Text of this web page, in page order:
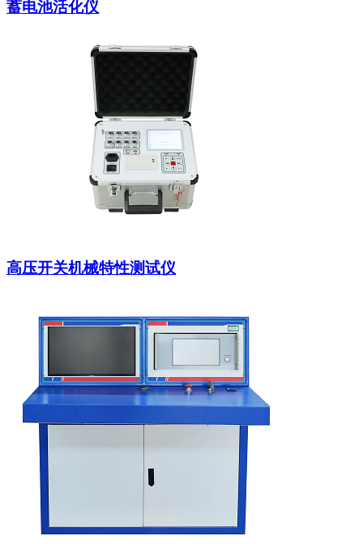
蓄电池活化仪
高压开关机械特性测试仪